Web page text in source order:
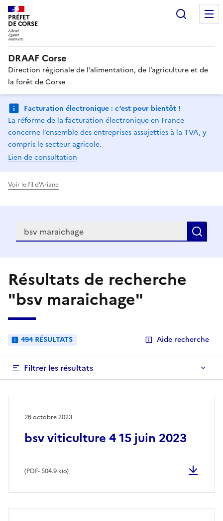
PRÉFET
DE CORSE
DRAAF Corse
Direction régionale de l’alimentation, de l’agriculture et de
la forêt de Corse
Facturation électronique : c’est pour bientôt !
La réforme de la facturation électronique en France
concerne l’ensemble des entreprises assujetties à la TVA, y
compris le secteur agricole.
Lien de consultation
Voir le fil d'Ariane
Recherche
Résultats de recherche
"bsv maraichage"
494 RÉSULTATS Aide recherche
Filtrer les résultats
bsv viticulture 4 15 juin 2023
26 octobre 2023
(PDF- 504.9 kio)